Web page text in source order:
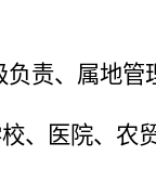
负责、属地管
、医院、农